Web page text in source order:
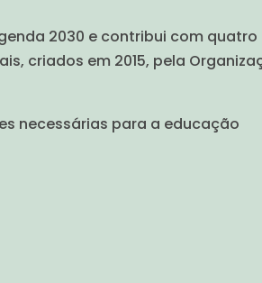
2030 e contribui com quatro
criados em 2015, pela
necessárias para a educação